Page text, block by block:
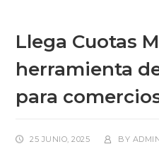
Llega Cuotas
herramienta
para
25 JUNIO, 2025 BY